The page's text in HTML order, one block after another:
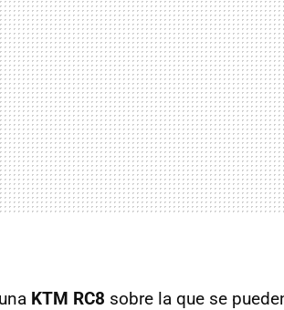
KTM RC8 sobre la que se